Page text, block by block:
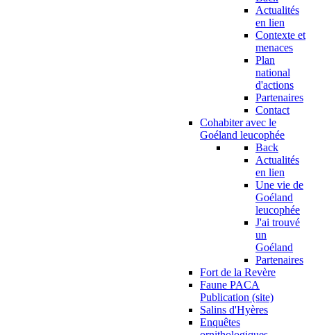
Actualités
en lien
Contexte et
menaces
Plan
national
d'actions
Partenaires
Contact
Cohabiter avec le
Goéland leucophée
Back
Actualités
en lien
Une vie de
Goéland
leucophée
J'ai trouvé
un
Goéland
Partenaires
Fort de la Revère
Faune PACA
Publication (site)
Salins d'Hyères
Enquêtes